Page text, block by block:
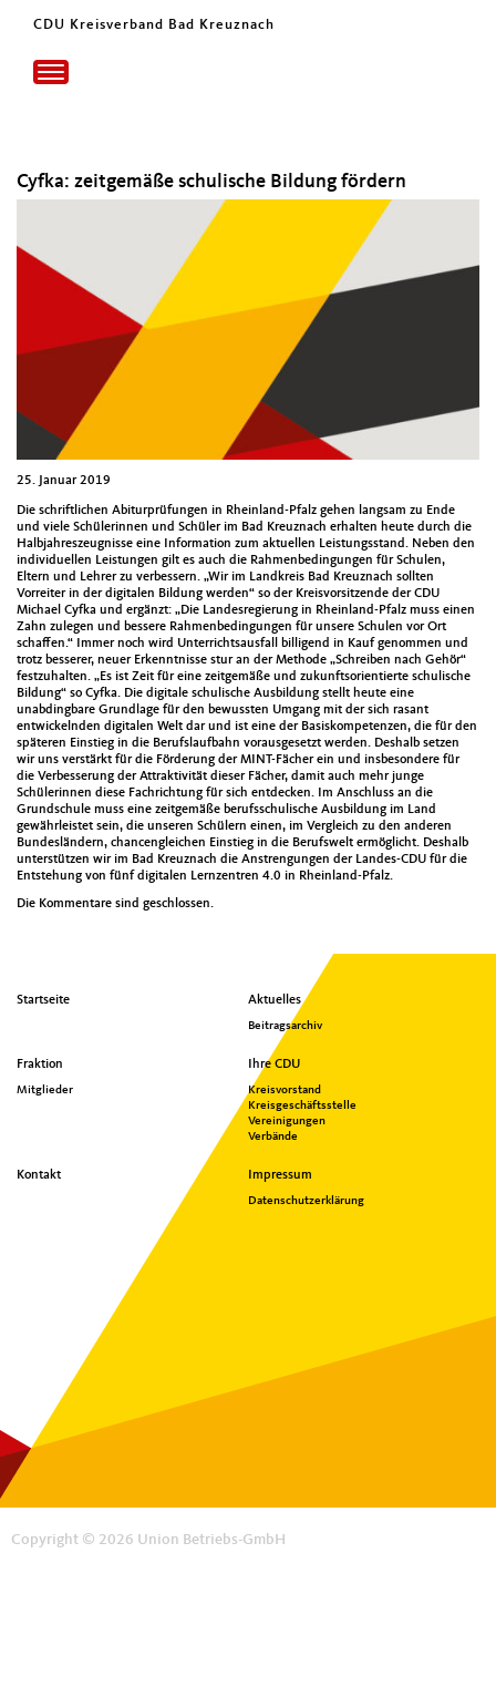
CDU Kreisverband Bad Kreuznach
Toggle
navigation
Cyfka: zeitgemäße schulische Bildung fördern
25. Januar 2019
Die schriftlichen Abiturprüfungen in Rheinland-Pfalz gehen langsam zu Ende
und viele Schülerinnen und Schüler im Bad Kreuznach erhalten heute durch die
Halbjahreszeugnisse eine Information zum aktuellen Leistungsstand. Neben den
individuellen Leistungen gilt es auch die Rahmenbedingungen für Schulen,
Eltern und Lehrer zu verbessern. „Wir im Landkreis Bad Kreuznach sollten
Vorreiter in der digitalen Bildung werden“ so der Kreisvorsitzende der CDU
Michael Cyfka und ergänzt: „Die Landesregierung in Rheinland-Pfalz muss einen
Zahn zulegen und bessere Rahmenbedingungen für unsere Schulen vor Ort
schaffen.“ Immer noch wird Unterrichtsausfall billigend in Kauf genommen und
trotz besserer, neuer Erkenntnisse stur an der Methode „Schreiben nach Gehör“
festzuhalten. „Es ist Zeit für eine zeitgemäße und zukunftsorientierte schulische
Bildung“ so Cyfka. Die digitale schulische Ausbildung stellt heute eine
unabdingbare Grundlage für den bewussten Umgang mit der sich rasant
entwickelnden digitalen Welt dar und ist eine der Basiskompetenzen, die für den
späteren Einstieg in die Berufslaufbahn vorausgesetzt werden. Deshalb setzen
wir uns verstärkt für die Förderung der MINT-Fächer ein und insbesondere für
die Verbesserung der Attraktivität dieser Fächer, damit auch mehr junge
Schülerinnen diese Fachrichtung für sich entdecken. Im Anschluss an die
Grundschule muss eine zeitgemäße berufsschulische Ausbildung im Land
gewährleistet sein, die unseren Schülern einen, im Vergleich zu den anderen
Bundesländern, chancengleichen Einstieg in die Berufswelt ermöglicht. Deshalb
unterstützen wir im Bad Kreuznach die Anstrengungen der Landes-CDU für die
Entstehung von fünf digitalen Lernzentren 4.0 in Rheinland-Pfalz.
Die Kommentare sind geschlossen.
Seitenübersicht
Footer
Startseite Aktuelles
Beitragsarchiv
Fraktion
Mitglieder
Ihre CDU
Kreisvorstand
Kreisgeschäftsstelle
Vereinigungen
Verbände
Kontakt Impressum
Datenschutzerklärung
Copyright © 2026 Union Betriebs-GmbH